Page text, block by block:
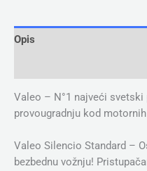
Opis
Valeo – N°1 najveći
provougradnju kod
Valeo Silencio Standard –
bezbednu vožnju!